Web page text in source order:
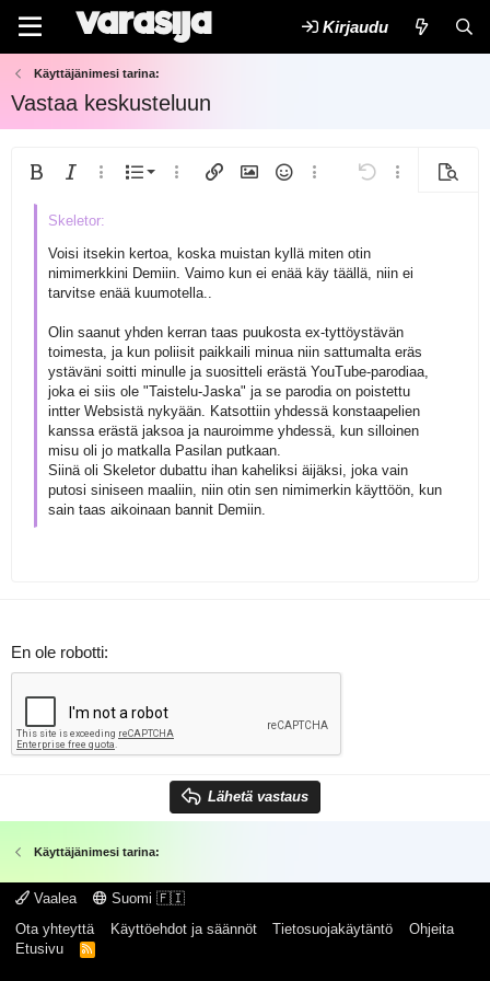
Kirjaudu
Käyttäjänimesi tarina:
Vastaa keskusteluun
LihavoituKursivoitu
Lisää vaihtoehtoja...
Lista
Järjestetty lista
Sisennys
Ulonna
Lisää vaihtoehtoja...
Lisää linkki
Lisää kuva
HymiötLisää vaihtoehtoja...
KumoaLisää
Fontin koko
9
10
12
18
22
26
Tekstin väri
Kirjasintyyli
Book Antiqua
Courier New
Tahoma
Times New Roman
Trebuchet MS
Verdana
OjennusTasaa vasemmalle
Keskitä
Tasaa oikealle
Kappalemuoto
Heading 1
Heading 2
Heading 3
Lisää GIF
LainausLisää video/media
Uudelleen
Vaihda BB-koodiin tai pois
Poista muotoilu
Poista luonnos
Voisi itsekin kertoa, koska muistan kyllä miten otin
nimimerkkini Demiin. Vaimo kun ei enää käy täällä, niin ei
tarvitse enää kuumotella..
Olin saanut yhden kerran taas puukosta ex-tyttöystävän
toimesta, ja kun poliisit paikkaili minua niin sattumalta eräs
ystäväni soitti minulle ja suositteli erästä YouTube-parodiaa,
joka ei siis ole "Taistelu-Jaska" ja se parodia on poistettu
intter Websistä nykyään. Katsottiin yhdessä konstaapelien
kanssa erästä jaksoa ja nauroimme yhdessä, kun silloinen
misu oli jo matkalla Pasilan putkaan.
Siinä oli Skeletor dubattu ihan kaheliksi äijäksi, joka vain
putosi siniseen maaliin, niin otin sen nimimerkin käyttöön, kun
sain taas aikoinaan bannit Demiin.
En ole robotti
Lähetä vastaus
Käyttäjänimesi tarina:
Vaalea
Suomi 🇫🇮
Ota yhteyttä
Käyttöehdot ja säännöt Tietosuojakäytäntö
Ohjeita
Etusivu
R